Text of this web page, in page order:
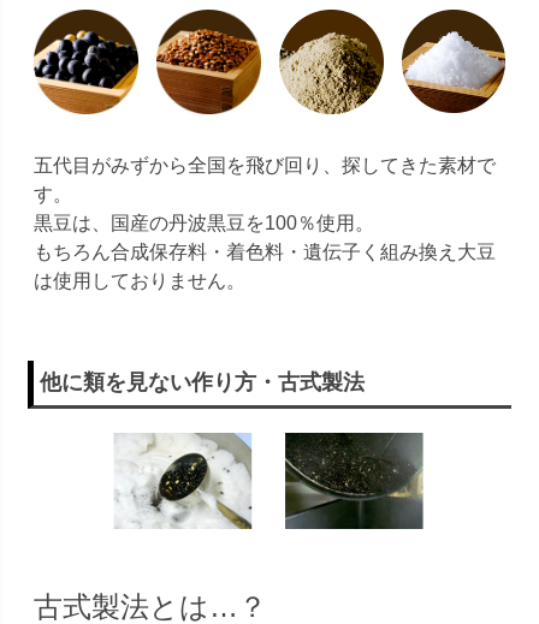
五代目がみずから全国を飛び回り、探してきた素材で
す。
黒豆は、国産の丹波黒豆を100％使用。
もちろん合成保存料・着色料・遺伝子く組み換え大豆
は使用しておりません。
他に類を見ない作り方・古式製法
古式製法とは…？